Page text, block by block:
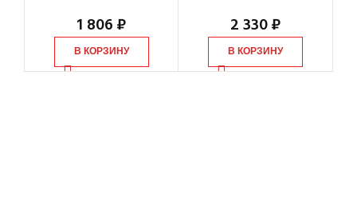
1 806₽
В КОРЗИНУ
2 330₽
В КОРЗИНУ